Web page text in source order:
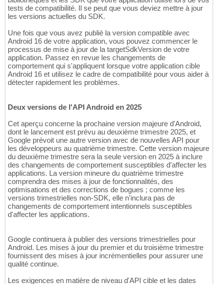
tests de compatibilité. Il se peut que vous deviez mettre à jour
les versions actuelles du SDK.
Une fois que vous avez publié la version compatible avec
Android 16 de votre application, vous pouvez commencer le
processus de mise à jour de la targetSdkVersion de votre
application. Passez en revue les changements de
comportement qui s'appliquent lorsque votre application cible
Android 16 et utilisez le cadre de compatibilité pour vous aider à
détecter rapidement les problèmes.
Deux versions de l'API Android en 2025
Cet aperçu concerne la prochaine version majeure d'Android,
dont le lancement est prévu au deuxième trimestre 2025, et
Google prévoit une autre version avec de nouvelles API pour
les développeurs au quatrième trimestre. Cette version majeure
du deuxième trimestre sera la seule version en 2025 à inclure
des changements de comportement susceptibles d'affecter les
applications. La version mineure du quatrième trimestre
comprendra des mises à jour de fonctionnalités, des
optimisations et des corrections de bogues ; comme les
versions trimestrielles non-SDK, elle n'inclura pas de
changements de comportement intentionnels susceptibles
d'affecter les applications.
Google continuera à publier des versions trimestrielles pour
Android. Les mises à jour du premier et du troisième trimestre
fournissent des mises à jour incrémentielles pour assurer une
qualité continue.
Les exigences en matière de niveau d'API cible et les dates